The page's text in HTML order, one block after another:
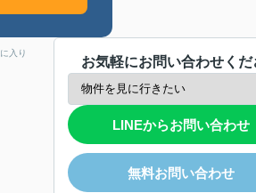
入り
お気軽にお問い合わせくだ
LINEからお問い合わせ
無料お問い合わせ